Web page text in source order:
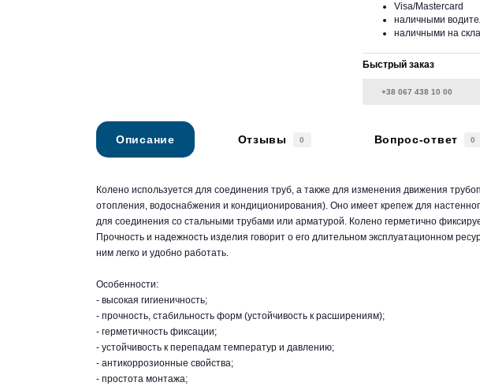
Visa/Mastercard
наличными
наличными на
Быстрый заказ
Описание Отзывы 0 Вопрос-ответ 0
Колено используется для соединения труб, а также для изменения движения
отопления, водоснабжения и кондиционирования). Оно имеет крепеж для
для соединения со стальными трубами или арматурой. Колено герметично
Прочность и надежность изделия говорит о его длительном эксплуатационном
ним легко и удобно работать.
Особенности:
- высокая гигиеничность;
- прочность, стабильность форм (устойчивость к расширениям);
- герметичность фиксации;
- устойчивость к перепадам температур и давлению;
- антикоррозионные свойства;
- простота монтажа;